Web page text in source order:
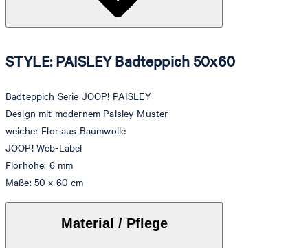
STYLE: PAISLEY Badteppich 50x60
Badteppich Serie JOOP! PAISLEY
Design mit modernem Paisley-Muster
weicher Flor aus Baumwolle
JOOP! Web-Label
Florhöhe: 6 mm
Maße: 50 x 60 cm
Material / Pflege